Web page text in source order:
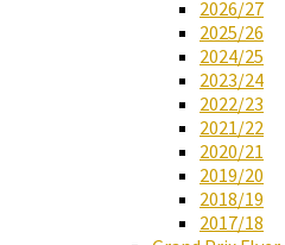
2026/27
2025/26
2024/25
2023/24
2022/23
2021/22
2020/21
2019/20
2018/19
2017/18